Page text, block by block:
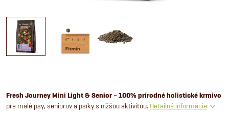
Fresh Journey Mini Light & Senior–100% prírodné holistickékrmivo
pre malé psy, seniorov a psíky s nižšou aktivitou. Detailné informácie